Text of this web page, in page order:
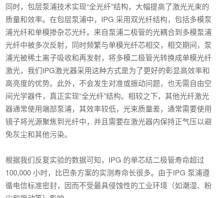
同时，包层泵浦技术实现“全光纤”结构，大幅提高了激光光束的
质量和效率。在包层泵浦中，IPG 采用双光纤结构，包括多模泵
浦光纤和单模掺杂芯光纤。来自泵浦二极管的光耦合到多模泵浦
光纤中被多次反射，同时频繁与单模光纤芯相交，相交期间，泵
浦光被稀土离子吸收和再发射，将多模二极管光转换成单模光纤
激光，我们IPG激光器采用这种方式是为了更好的彰显高效率和
高亮度的优势。此外，不会发生对准或振动问题，也无需自由空
间光学器件，真正实现“全光纤”结构。相较之下，其他光纤激光
器通常使用端部泵浦，其效率较低，光束质量差，通常需要使用
镜子将光源聚焦到光纤中，并且需要在激光器内保持正气压以避
免灰尘和其他污染。
根据我们反复实验的数据可知，IPG 的单芯结二极管寿命超过
100,000 小时，比巴条方案的实测寿命长很多。由于IPG 泵浦遵
循电信标准密封，因而不受最具侵蚀性的工业环境（如潮湿、粉